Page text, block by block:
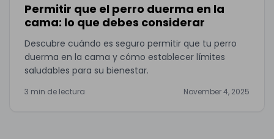
Permitir que el perro duerma en la
cama: lo que debes considerar
Descubre cuándo es seguro permitir que tu perro
duerma en la cama y cómo establecer límites
saludables para su bienestar.
3 min de lectura November 4, 2025